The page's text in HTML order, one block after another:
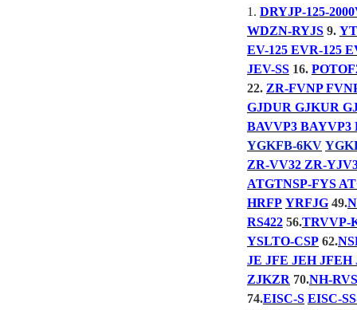
1. DRYJP-125-
WDZN-RYJS 9.
EV-125 EVR-125
JEV-SS 16.
22. ZR-FVNP
GJDUR GJKUR
BAVVP3 BAYVP3
YGKFB-6KV
ZR-VV32 ZR-
ATGTNSP-FYS
HRFP YRFJG 49.
RS422 56.TRVVP-
YSLTO-CSP 62.
JE JFE JEH JFEH
ZJKZR 70.NH-
74.EISC-S EISC-